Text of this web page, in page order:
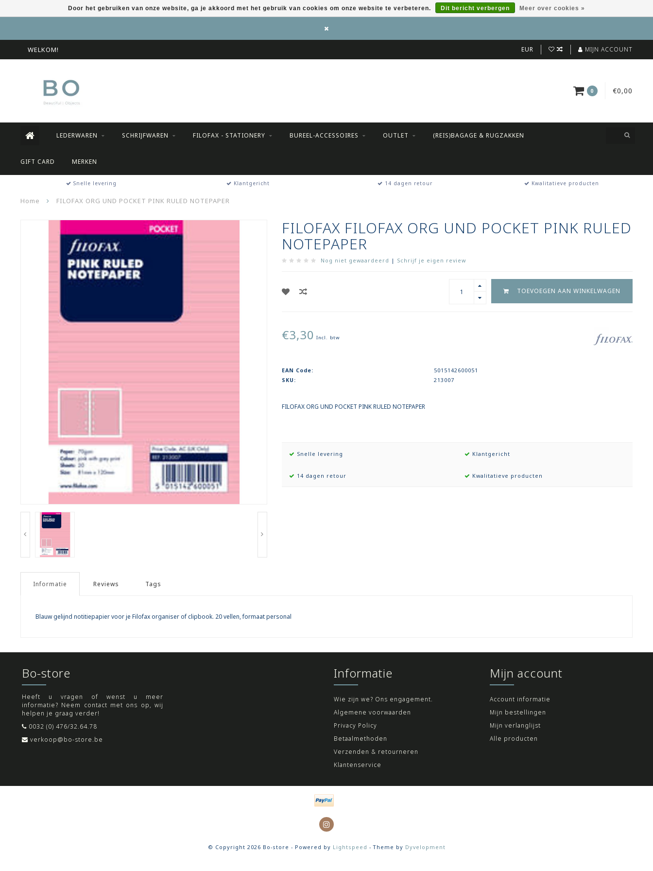
WELKOM! EUR MIJN ACCOUNT
0 €0,00
LEDERWAREN SCHRIJFWAREN FILOFAX - STATIONERY BUREEL-ACCESSOIRES OUTLET (REIS)BAGAGE & RUGZAKKEN
GIFT CARD MERKEN
Snelle levering Klantgericht 14 dagen retour Kwalitatieve producten
Home FILOFAX ORG UND POCKET PINK RULED NOTEPAPER
FILOFAX FILOFAX ORG UND POCKET PINK RULED
NOTEPAPER
Nog niet gewaardeerd | Schrijf je eigen review
TOEVOEGEN AAN WINKELWAGEN
€3,30 Incl. btw
EAN Code:
5015142600051
SKU:
213007
FILOFAX ORG UND POCKET PINK RULED NOTEPAPER
Snelle levering Klantgericht
14 dagen retour Kwalitatieve producten
Informatie Reviews Tags
Blauw gelijnd notitiepapier voor je Filofax organiser of clipbook. 20 vellen, formaat personal
Door het gebruiken van onze website, ga je akkoord met het gebruik van cookies om onze website te verbeteren. Dit bericht verbergen Meer over cookies »
Bo-store
Heeft u vragen of wenst u meer
informatie? Neem contact met ons op, wij
helpen je graag verder!
0032 (0) 476/32.64.78
verkoop@bo-store.be
Informatie
Wie zijn we? Ons engagement.
Algemene voorwaarden
Privacy Policy
Betaalmethoden
Verzenden & retourneren
Klantenservice
Mijn account
Account informatie
Mijn bestellingen
Mijn verlanglijst
Alle producten
© Copyright 2026 Bo-store - Powered by Lightspeed - Theme by Dyvelopment